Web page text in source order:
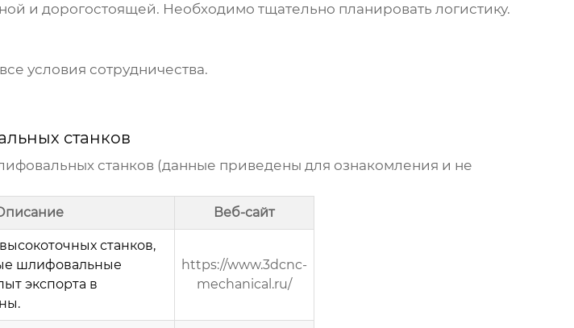
и дорогостоящей. Необходимо тщательно планировать логистику.
условия сотрудничества.
станков
станков(данные приведены для ознакомления и не
Веб-сайт
станков,
шлифовальные
экспорта в
https://www.3dcnc-
mechanical.ru/